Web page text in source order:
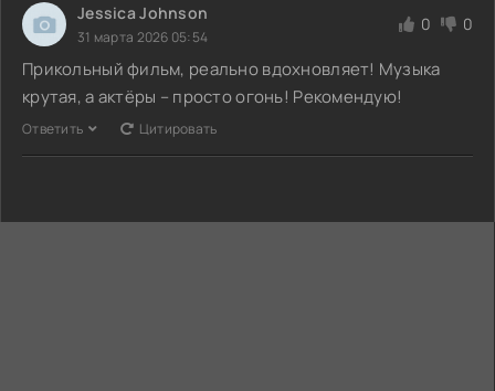
Jessica Johnson
31 марта 2026 05:54
0 0
Прикольный фильм, реально вдохновляет! Музыка
крутая, а актёры – просто огонь! Рекомендую!
Ответить Цитировать